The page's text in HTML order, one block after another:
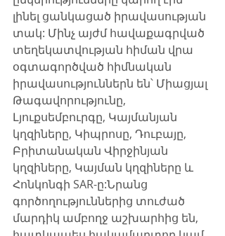
լինել ցանկացած իրավասության
տակ: Մինչ այժմ հավաքագրված
տեղեկատվության հիման վրա
օգտագործված հիմնական
իրավասություններն են՝ Միացյալ
Թագավորությունը,
Լյուքսեմբուրգը, Կայմանյան
կղզիները, Կիպրոսը, Դուբայը,
Բրիտանական Վիրջինյան
կղզիները, Կայման կղզիները և
Հոնկոնգի SAR-ը:​Նրանց
գործողություններից տուժած
մարդիկ ամբողջ աշխարհից են,